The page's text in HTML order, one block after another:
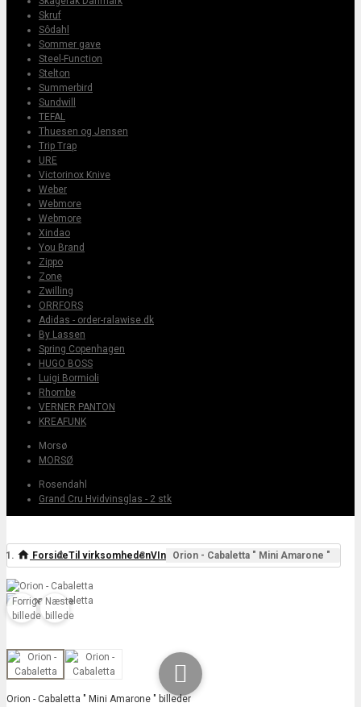
Skruf
Sôdahl
Sommer gave
Steel-Function
Stelton
Summerbird
Sundwill
TEFAL
Thuesen og Jensen
Trip Trap
URE
Victorinox Knive
Weber
Webmore
Webmore
Xindao
You Brand
Zippo
Zone
Zwilling
ORRFORS
Adidas - order-ralawise.dk
By Lassen
Spring Copenhagen
HUGO BOSS
Luigi Bormioli
Rhombe
VERNER PANTON
KREAFUNK
Morsø
MORSØ
Rosendahl
Grand Cru Hvidvinsglas - 2 stk
ForsideTil virksomhedenVIn Orion - Cabaletta " Mini Amarone "
Forrige
billede
Næste
billede

Orion - Cabaletta " Mini Amarone " billeder